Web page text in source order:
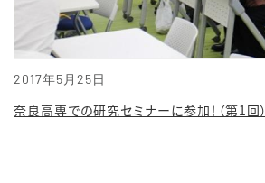
2017年5月25日
奈良高専での研究セミナーに参加！（第1回）